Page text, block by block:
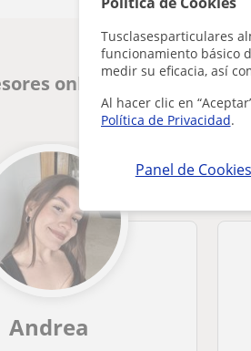
Tusclasesparticulares
funcionamiento básico
medir su eficacia, así
Al hacer clic en
Política de Privacidad.
Panel de Cookies
online de Español
Andrea